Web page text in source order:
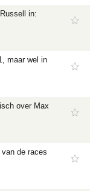
in:
maar wel in
over Max
de races